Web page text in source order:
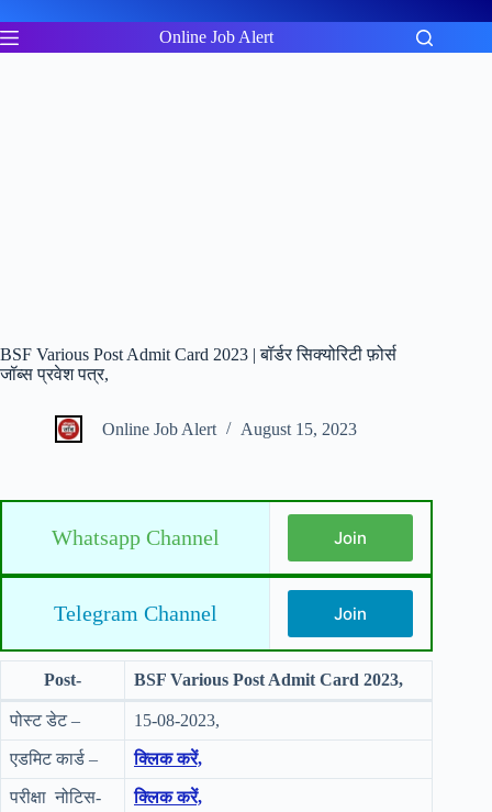
to
content
Online Job Alert
BSF Various Post Admit Card 2023 | बॉर्डर सिक्योरिटी फ़ोर्स
जॉब्स प्रवेश पत्र,
Online Job Alert August 15, 2023
Whatsapp Channel Join
Telegram Channel Join
Post- BSF Various Post Admit Card 2023,
पोस्ट डेट – 15-08-2023,
एडमिट कार्ड – क्लिक करें,
परीक्षा नोटिस- क्लिक करें,